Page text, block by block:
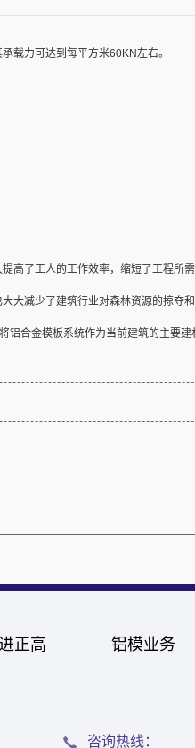
载力可达到每平方米60KN左右。
了工人的工作效率，缩短了工程
减少了建筑行业对森林资源的掠夺
合金模板系统作为当前建筑的主要
正高 铝模业务
咨询热线：